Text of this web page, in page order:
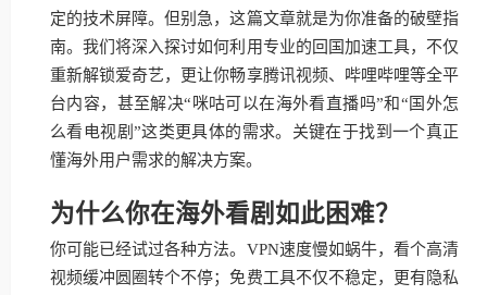
定的技术屏障。但别急，这篇文章就是为你准备的破壁指
南。我们将深入探讨如何利用专业的回国加速工具，不仅
重新解锁爱奇艺，更让你畅享腾讯视频、哔哩哔哩等全平
台内容，甚至解决“咪咕可以在海外看直播吗”和“国外怎
么看电视剧”这类更具体的需求。关键在于找到一个真正
懂海外用户需求的解决方案。
为什么你在海外看剧如此困难？
你可能已经试过各种方法。VPN速度慢如蜗牛，看个高清
视频缓冲圆圈转个不停；免费工具不仅不稳定，更有隐私